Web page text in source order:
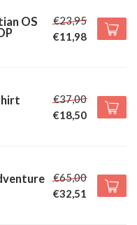
OS
€23,95
€11,98
€37,00
€18,50
€65,00
€32,51